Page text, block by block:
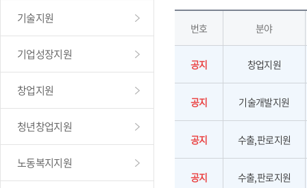
기술지원
기업성장지원
창업지원
청년창업지원
노동복지지원
번호 분야
공지 창업지원
공지 기술개발지원
공지 수출,판로지원
공지 수출,판로지원